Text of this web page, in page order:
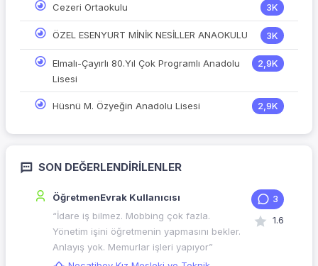
Cezeri Ortaokulu 3K
ÖZEL ESENYURT MİNİK NESİLLER ANAOKULU 3K
Elmalı-Çayırlı 80.Yıl Çok Programlı Anadolu
Lisesi
2,9K
Hüsnü M. Özyeğin Anadolu Lisesi 2,9K
SON DEĞERLENDIRILENLER
ÖğretmenEvrak Kullanıcısı
“İdare iş bilmez. Mobbing çok fazla.
Yönetim işini öğretmenin yapmasını bekler.
Anlayış yok. Memurlar işleri yapıyor”
3
1.6